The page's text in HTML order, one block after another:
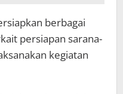
berbagai
persiapan sarana-
kegiatan